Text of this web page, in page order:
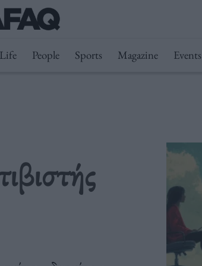
People Sports Magazine Events